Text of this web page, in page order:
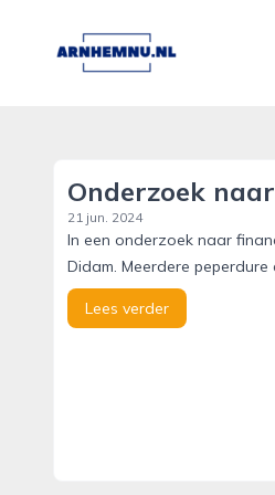
arnhemnu.nl
Onderzoek
21 jun. 2024
In een onderzoek naar
Didam. Meerdere
Lees verder